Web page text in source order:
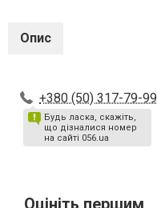
Опис
+380 (50) 317-79-99
Будь ласка, скажіть,
що дізналися номер
на сайті 056.ua
Оцініть першим